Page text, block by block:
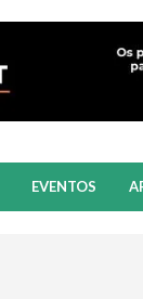
EVENTOS